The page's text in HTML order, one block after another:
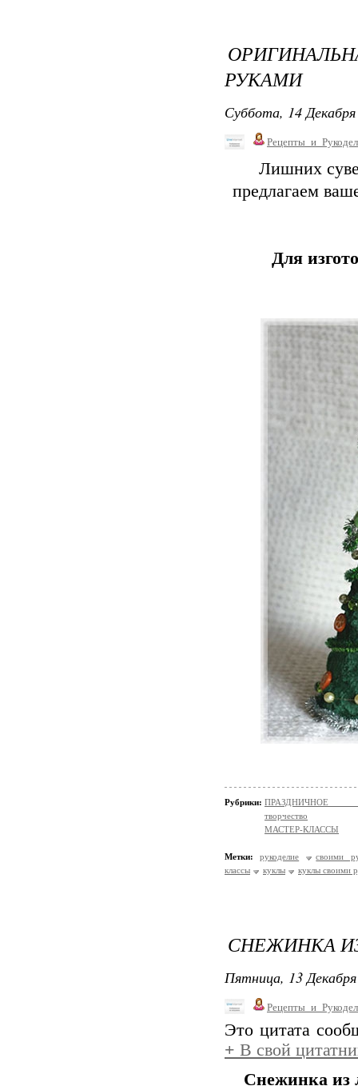
РУКАМИ
Суббота, 14
Лишних
предлагаем
Для
Рубрики: ПРАЗДНИЧНОЕ
творчество
МАСТЕР-КЛАССЫ
Метки: рукоделие
своими
классы
куклы куклы своими
СНЕЖИНКА
Пятница, 13
Это цитата
+ В свой
Снежинка из